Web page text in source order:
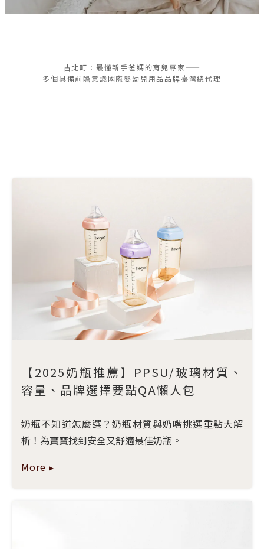
PARASOL古北町：最懂新手爸媽的育兒專家——
多個具備前瞻意識國際嬰幼兒用品品牌臺灣總代理
【2025奶瓶推薦】PPSU/玻璃材質、
容量、品牌選擇要點QA懶人包
奶瓶不知道怎麼選？奶瓶材質與奶嘴挑選重點大解
析！為寶寶找到安全又舒適最佳奶瓶。
More ▸